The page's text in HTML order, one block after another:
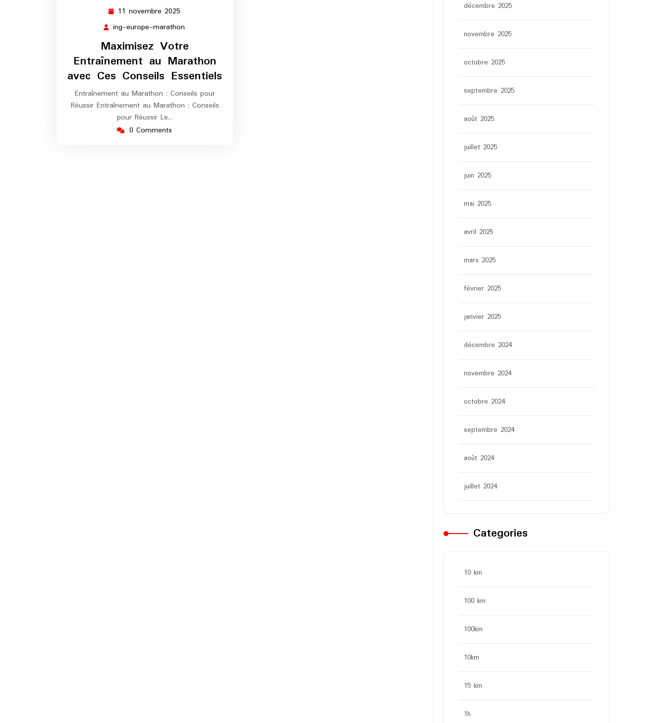
11 novembre 2025
novembre
ing-europe-marathon
marathon
Maximisez Votre
Entraînement au Marathon
avec Ces Conseils Essentiels
Entraînement au Marathon : Conseils pour
Réussir Entraînement au Marathon : Conseils
pour Réussir Le…
0 Comments
décembre 2025
novembre 2025
octobre 2025
septembre 2025
août 2025
juillet 2025
juin 2025
mai 2025
avril 2025
mars 2025
février 2025
janvier 2025
décembre 2024
novembre 2024
octobre 2024
septembre 2024
août 2024
juillet 2024
Categories
10 km
100 km
100km
10km
15 km
1h